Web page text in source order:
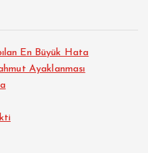
En Büyük Hata
Ayaklanması